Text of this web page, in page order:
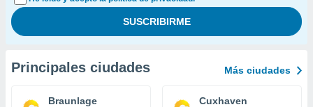
Principales ciudades Más ciudades
Braunlage Cuxhaven